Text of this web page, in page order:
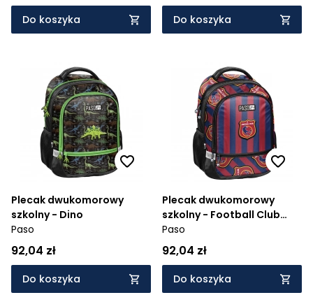
Do koszyka Do koszyka
Plecak dwukomorowy
szkolny - Dino
Paso
92,04 zł
Do koszyka
Plecak dwukomorowy
szkolny - Football Club
Stripes
Paso
92,04 zł
Do koszyka